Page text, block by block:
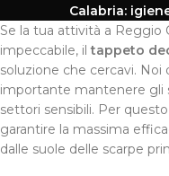
Calabria:
Se la tua attività a Reggio
impeccabile, iltappeto
soluzione che cercavi. Noi
importante mantenere gli
settori sensibili. Per
garantire la massima
dalle suole delle scarpe